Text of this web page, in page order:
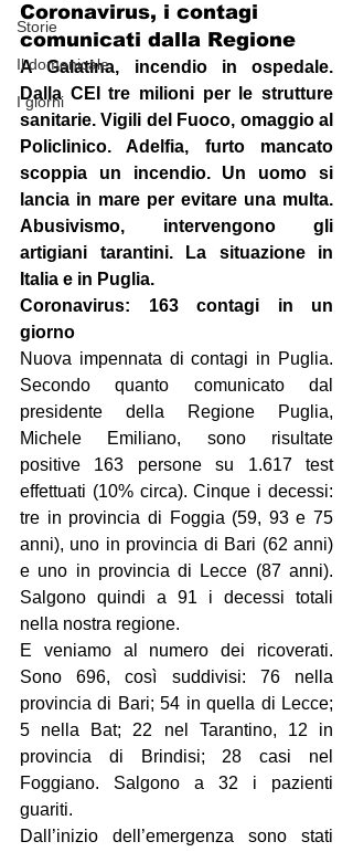
Storie
Il domenicale
I giorni
Coronavirus, i contagi
comunicati dalla Regione
A Galatina, incendio in ospedale.
Dalla CEI tre milioni per le strutture
sanitarie. Vigili del Fuoco, omaggio al
Policlinico. Adelfia, furto mancato
scoppia un incendio. Un uomo si
lancia in mare per evitare una multa.
Abusivismo, intervengono gli
artigiani tarantini. La situazione in
Italia e in Puglia.
Coronavirus: 163 contagi in un
giorno
Nuova impennata di contagi in Puglia.
Secondo quanto comunicato dal
presidente della Regione Puglia,
Michele Emiliano, sono risultate
positive 163 persone su 1.617 test
effettuati (10% circa). Cinque i decessi:
tre in provincia di Foggia (59, 93 e 75
anni), uno in provincia di Bari (62 anni)
e uno in provincia di Lecce (87 anni).
Salgono quindi a 91 i decessi totali
nella nostra regione.
E veniamo al numero dei ricoverati.
Sono 696, così suddivisi: 76 nella
provincia di Bari; 54 in quella di Lecce;
5 nella Bat; 22 nel Tarantino, 12 in
provincia di Brindisi; 28 casi nel
Foggiano. Salgono a 32 i pazienti
guariti.
Dall’inizio dell’emergenza sono stati